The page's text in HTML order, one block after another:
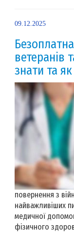
09.12.2025
ветеранів
знати та
повернення з
найважливіших
медичної
фізичного